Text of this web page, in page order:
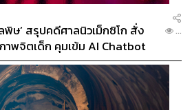
พิษ’ สรุปคดีศาลนิวเม็กซิโก สั่ง
าพจิตเด็ก คุมเข้ม AI Chatbot
...